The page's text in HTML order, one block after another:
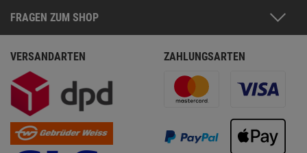
FRAGEN ZUM SHOP
VERSANDARTEN ZAHLUNGSARTEN